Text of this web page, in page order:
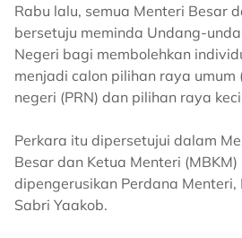
Rabu lalu, semua Menteri Besar
bersetuju meminda Undang-
Negeri bagi membolehkan
menjadi calon pilihan raya umum
negeri (PRN) dan pilihan raya
Perkara itu dipersetujui dalam
Besar dan Ketua Menteri
dipengerusikan Perdana Menteri,
Sabri Yaakob.